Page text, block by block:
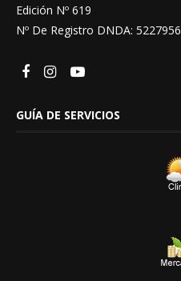
Edición Nº 619
Nº De Registro DNDA: 5227956
GUÍA DE SERVICIOS